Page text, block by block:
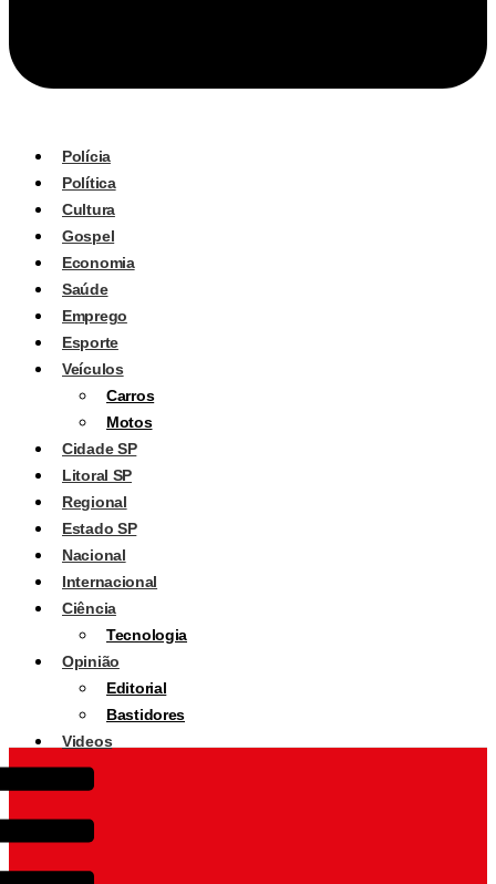
Polícia
Política
Cultura
Gospel
Economia
Saúde
Emprego
Esporte
Veículos
Carros
Motos
Cidade SP
Litoral SP
Regional
Estado SP
Nacional
Internacional
Ciência
Tecnologia
Opinião
Editorial
Bastidores
Videos